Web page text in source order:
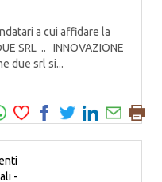
a cui affidare la
SRL .. INNOVAZIONE
due srl si...